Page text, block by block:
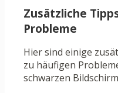
Zusätzliche
Probleme
Hier sind einige
zu häufigen
schwarzen